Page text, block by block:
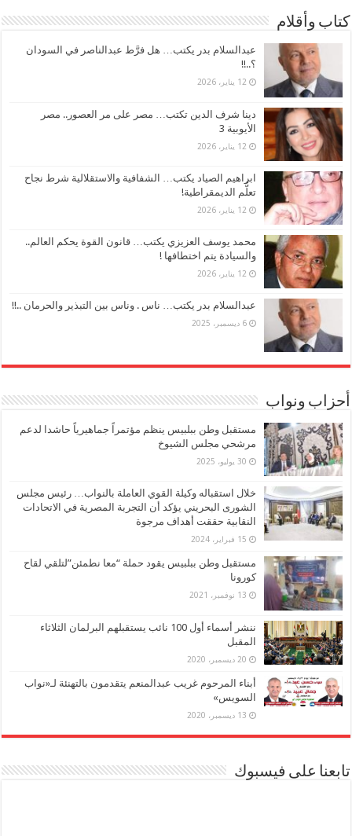
كتاب وأقلام
عبدالسلام بدر يكتب… هل فرَّط عبدالناصر في السودان
؟..!!
12 يناير، 2026
دينا شرف الدين تكتب… مصر على مر العصور.. مصر
الأيوبية 3
12 يناير، 2026
ابراهيم الصياد يكتب… الشفافية والاستقلالية شرط نجاح
تعلُّم الديمقراطية!
12 يناير، 2026
محمد يوسف العزيزي يكتب… قانون القوة يحكم العالم..
والسيادة يتم اختطافها !
12 يناير، 2026
عبدالسلام بدر يكتب… ناس . وناس بين التبذير والحرمان ..!!
6 ديسمبر، 2025
أحزاب ونواب
مستقبل وطن ببلبيس ينظم مؤتمراً جماهيرياً حاشدا لدعم
مرشحي مجلس الشيوخ
30 يوليو، 2025
خلال استقباله وكيلة القوي العاملة بالنواب… رئيس مجلس
الشورى البحريني يؤكد أن التجربة المصرية في الاتحادات
النقابية حققت أهداف مرجوة
15 فبراير، 2024
مستقبل وطن ببلبيس يقود حملة “معا نطمئن”لتلقي لقاح
كورونا
13 نوفمبر، 2021
ننشر أسماء أول 100 نائب يستقبلهم البرلمان الثلاثاء
المقبل
20 ديسمبر، 2020
أبناء المرحوم غريب عبدالمنعم يتقدمون بالتهنئة لـ«نواب
السويس»
13 ديسمبر، 2020
تابعنا على فيسبوك